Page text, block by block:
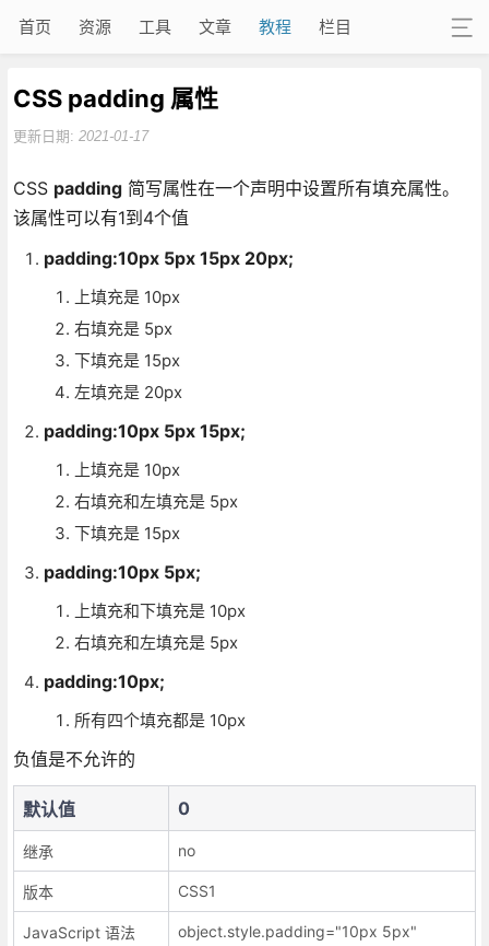
首页 资源 工具 文章 教程 栏目
CSS padding 属性
更新日期: 2021-01-17
CSS padding简写属性在一个声明中设置所有填充属性。
该属性可以有1到4个值
padding:10px 5px 15px 20px;
上填充是 10px
右填充是 5px
下填充是 15px
左填充是 20px
padding:10px 5px 15px;
上填充是 10px
右填充和左填充是 5px
下填充是 15px
padding:10px 5px;
上填充和下填充是 10px
右填充和左填充是 5px
padding:10px;
所有四个填充都是 10px
负值是不允许的
默认值 0
继承 no
版本 CSS1
JavaScript 语法 object.style.padding="10px 5px"